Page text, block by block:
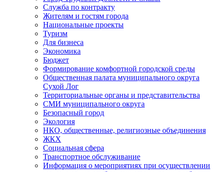
Служба по контракту
Жителям и гостям города
Национальные проекты
Туризм
Для бизнеса
Экономика
Бюджет
Формирование комфортной городской среды
Общественная палата муниципального округа
Сухой Лог
Территориальные органы и представительства
СМИ муниципального округа
Безопасный город
Экология
НКО, общественные, религиозные объединения
ЖКХ
Социальная сфера
Транспортное обслуживание
Информация о мероприятиях при осуществлении